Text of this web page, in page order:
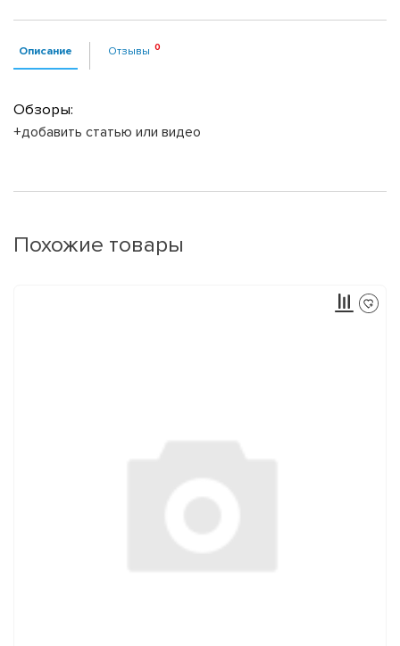
Описание Отзывы
Обзоры:
+добавить статью или видео
Похожие товары